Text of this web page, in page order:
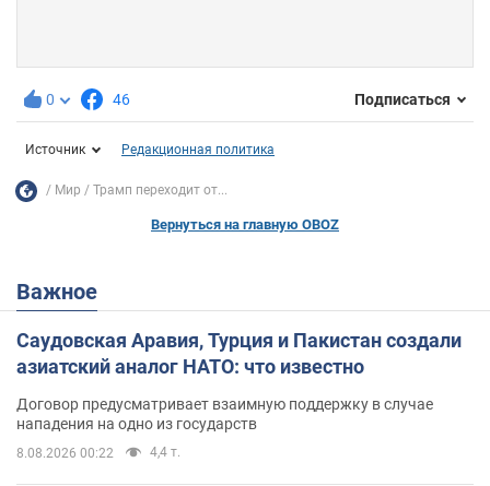
0 46 Подписаться
Источник Редакционная политика
Мир Трамп переходит от...
Вернуться на главную OBOZ
Важное
Саудовская Аравия, Турция и Пакистан создали
азиатский аналог НАТО: что известно
Договор предусматривает взаимную поддержку в случае
нападения на одно из государств
8.08.2026 00:22 4,4 т.